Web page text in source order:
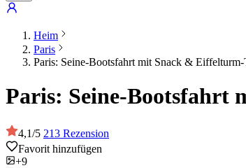
Heim
Paris
Paris: Seine-Bootsfahrt mit Snack & Eiffelturm-
Paris: Seine-Bootsfahrt
4,1/5 213 Rezension
Favorit hinzufügen
+9